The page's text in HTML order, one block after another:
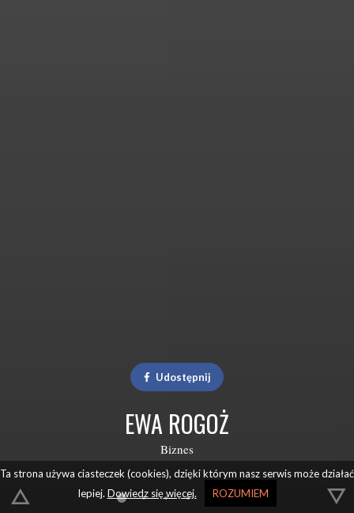
Udostępnij
EWA ROGOŻ
Biznes
Ta strona używa ciasteczek (cookies), dzięki którym nasz serwis może działać
lepiej. Dowiedz się więcej. ROZUMIEM